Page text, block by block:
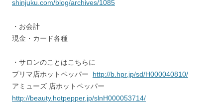
shinjuku.com/blog/archives/1085
・お会計
現金・カード各種
・サロンのことはこちらに
プリマ店ホットペッパー http://b.hpr.jp/sd/H000040810/
アミューズ 店ホットペッパー
http://beauty.hotpepper.jp/slnH000053714/